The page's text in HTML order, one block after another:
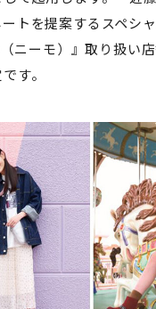
トを提案するスペシ
ニーモ）』取り扱い
す。